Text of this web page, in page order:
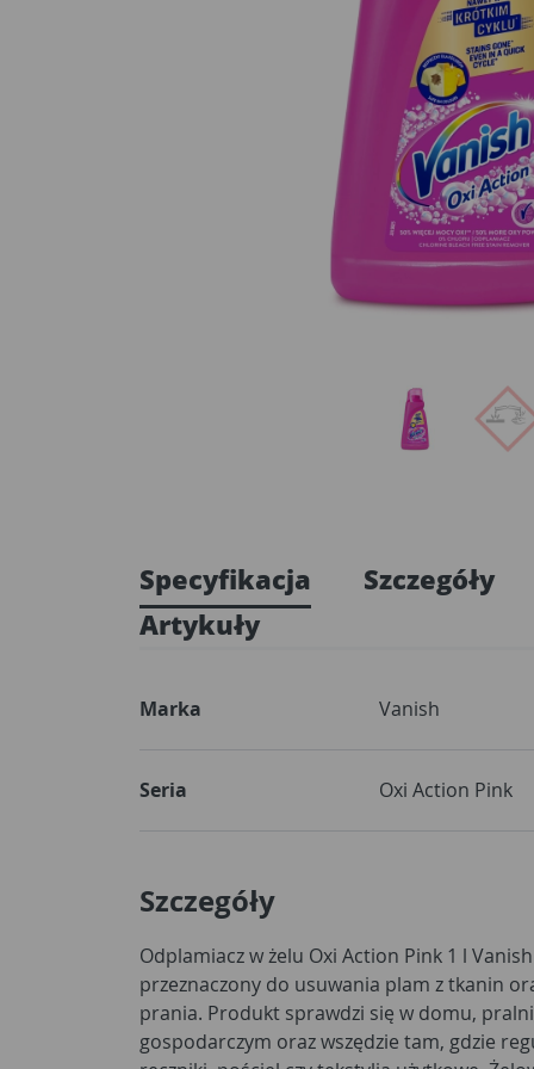
Specyfikacja Szczegóły
Artykuły
Marka Vanish
Seria Oxi Action Pink
Szczegóły
Odplamiacz w żelu Oxi Action Pink 1 l
przeznaczony do usuwania plam z tkanin
prania. Produkt sprawdzi się w domu,
gospodarczym oraz wszędzie tam, gdzie
co jest szczególnie przydatne przy bardziej
ubraniach. Produkt można
standardowego detergentu, aby wzmocnić
zachować estetyczny wygląd tkanin. To